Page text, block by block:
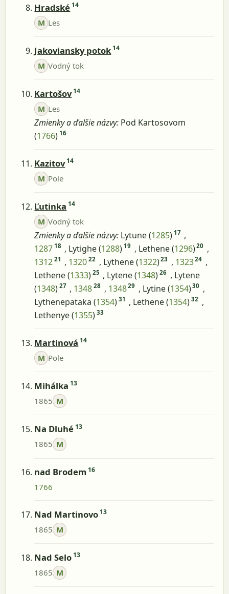
Hradské 14
M Les
Jakoviansky potok 14
M Vodný tok
Kartošov 14
M Les
Zmienky a ďalšie názvy: Pod Kartosovom
(1766) 16
Kazitov 14
M Pole
Ľutinka 14
M Vodný tok
Zmienky a ďalšie názvy: Lytune (1285) 17 ,
1287 18 , Lytighe (1288) 19 , Lethene (1296)20 ,
1312 21 , 1320 22 , Lythene (1322)23 , 132324 ,
Lethene (1333) 25 , Lytene (1348) 26 , Lytene
(1348) 27 , 1348 28 , 134829 , Lytine (1354)30 ,
Lythenepataka (1354) 31 , Lethene (1354) 32 ,
Lethenye (1355) 33
Martinová 14
M Pole
Mihálka 13
1865 M
Na Dluhé 13
1865 M
nad Brodem 16
1766
Nad Martinovo 13
1865 M
Nad Selo 13
1865 M